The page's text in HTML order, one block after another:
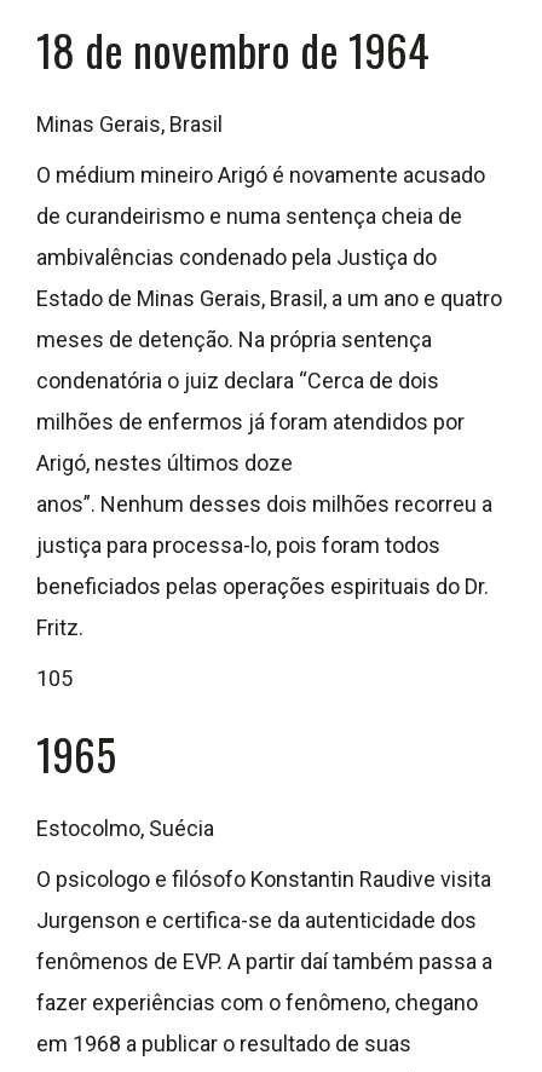
18 de novembro de 1964
Minas Gerais, Brasil
O médium mineiro Arigó é novamente acusado
de curandeirismo e numa sentença cheia de
ambivalências condenado pela Justiça do
Estado de Minas Gerais, Brasil, a um ano e quatro
meses de detenção. Na própria sentença
condenatória o juiz declara “Cerca de dois
milhões de enfermos já foram atendidos por
Arigó, nestes últimos doze
anos”. Nenhum desses dois milhões recorreu a
justiça para processa-lo, pois foram todos
beneficiados pelas operações espirituais do Dr.
Fritz.
105
1965
Estocolmo, Suécia
O psicologo e filósofo Konstantin Raudive visita
Jurgenson e certifica-se da autenticidade dos
fenômenos de EVP. A partir daí também passa a
fazer experiências com o fenômeno, chegano
em 1968 a publicar o resultado de suas